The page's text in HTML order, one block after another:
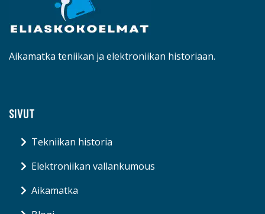
Aikamatka teniikan ja elektroniikan historiaan.
SIVUT
Tekniikan historia
Elektroniikan vallankumous
Aikamatka